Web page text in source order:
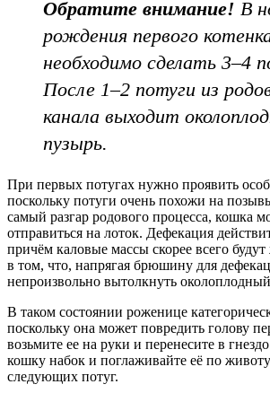
Обратите внимание! В
рождения первого
необходимо сделать 3–4
После 1–2 потуги из
канала выходит
пузырь.
При первых потугах нужно проявить
поскольку потуги очень похожи на
самый разгар родового процесса, кошка
отправиться на лоток. Дефекация
причём каловые массы скорее всего
в том, что, напрягая брюшину для
непроизвольно вытолкнуть
В таком состоянии роженице
поскольку она может повредить голову
возьмите ее на руки и перенесите в
кошку набок и поглаживайте её по
следующих потуг.